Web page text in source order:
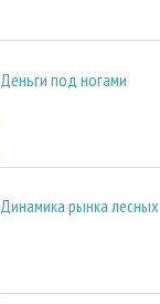
Деньги под ногами
Динамика рынка